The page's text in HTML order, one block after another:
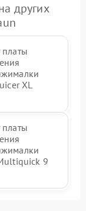
других
платы
XL
платы
9